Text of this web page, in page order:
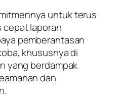
untuk terus
cepat laporan
pemberantasan
khususnya di
yang berdampak
dan